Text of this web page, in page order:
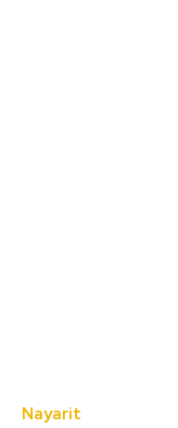
Nayarit